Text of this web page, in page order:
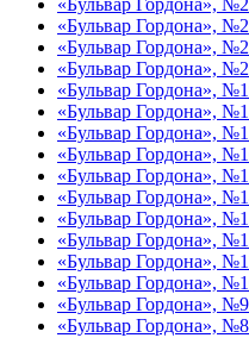
«Бульвар Гордона»,
«Бульвар Гордона»,
«Бульвар Гордона»,
«Бульвар Гордона»,
«Бульвар Гордона»,
«Бульвар Гордона»,
«Бульвар Гордона»,
«Бульвар Гордона»,
«Бульвар Гордона»,
«Бульвар Гордона»,
«Бульвар Гордона»,
«Бульвар Гордона»,
«Бульвар Гордона»,
«Бульвар Гордона»,
«Бульвар Гордона»,